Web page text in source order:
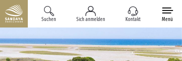
Suchen Sich anmelden Kontakt Menü